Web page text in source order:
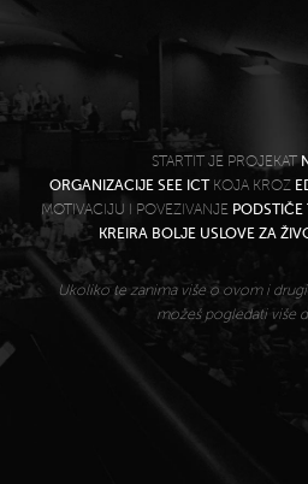
STARTIT JE PROJEKAT
ORGANIZACIJE SEE ICTKOJA KROZ
MOTIVACIJU I POVEZIVANJE
KREIRA BOLJE USLOVE ZA
Ukoliko te zanima više o ovom i
možeš pogledati više